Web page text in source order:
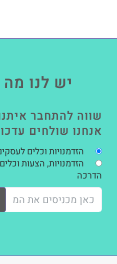
יש לנו
שווה להתחבר
אנחנו שולחים
הזדמנויות וכלים
הזדמנויות, הצעות
הדרכה